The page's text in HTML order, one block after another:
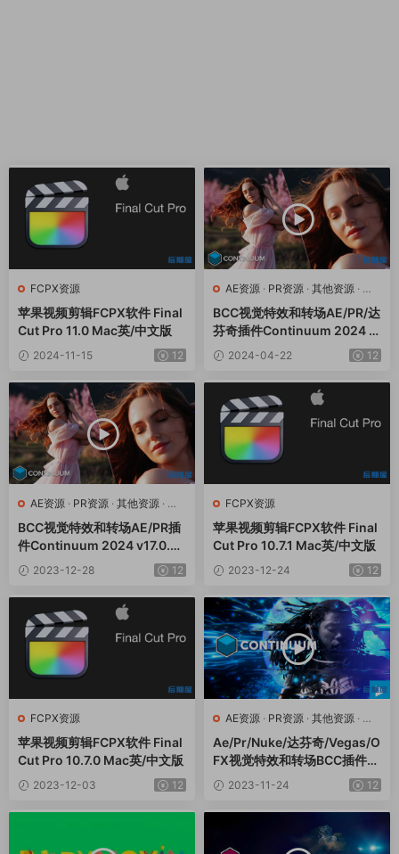
FCPX资源
苹果视频剪辑FCPX软件 Final
Cut Pro 11.0 Mac英/中文版
2024-11-15 12
AE资源 · PR资源 · 其他资源 · 达
芬奇资源
BCC视觉特效和转场AE/PR/达
芬奇插件Continuum 2024 v
17.0.5 CE Win一键安装版
2024-04-22 12
AE资源 · PR资源 · 其他资源 · 达
芬奇资源
BCC视觉特效和转场AE/PR插
件Continuum 2024 v17.0.2
CE Win一键安装版
2023-12-28 12
FCPX资源
苹果视频剪辑FCPX软件 Final
Cut Pro 10.7.1 Mac英/中文版
2023-12-24 12
FCPX资源
苹果视频剪辑FCPX软件 Final
Cut Pro 10.7.0 Mac英/中文版
2023-12-03 12
AE资源 · PR资源 · 其他资源 · 达
芬奇资源
Ae/Pr/Nuke/达芬奇/Vegas/O
FX视觉特效和转场BCC插件C
ontinuum 2024 v17.0.1 Win
2023-11-24 12